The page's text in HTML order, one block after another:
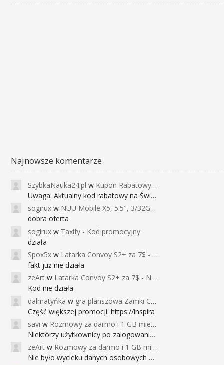
Najnowsze komentarze
SzybkaNauka24.pl w Kupon Rabatowy na Kurs Angielskiego dla Dzieci - FunEnglish
Uwaga: Aktualny kod rabatowy na Święta (
sogirux w NUU Mobile X5, 5.5", 3/32GB, czujnik linii papilarnych, 2950mAh, aparat 13MP za 267zł - Banggood
dobra oferta
sogirux w Taxify - Kod promocyjny
działa
Spox5x w Latarka Convoy S2+ za 7$ - Najniższa cena od 2017r
fakt już nie działa
zeArt w Latarka Convoy S2+ za 7$ - Najniższa cena od 2017r
Kod nie działa
dalmatyńka w gra planszowa Zamki Caladale za 39zł
Część większej promocji: https://inspira
savi w Rozmowy za darmo i 1 GB miesięcznie
Niektórzy użytkownicy po zalogowaniu do
zeArt w Rozmowy za darmo i 1 GB miesięcznie
Nie było wycieku danych osobowych a nieo